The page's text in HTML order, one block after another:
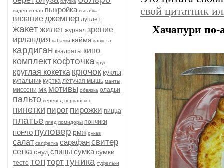
блузка
видео волан выкройка вытачка
вязаниеджемпер дуплет
жакетжилет журнал зрение
ирландия кабачки кайма капуста
кардиган квадраты кино
комплект кофточка круг
круглая кокетка крючок куклы
купальник куртка летучая мышь манты
миссони мк мотивы обвязка оладьи
пальто перевод перуанское
пинетки пирог пирожки пицца
платье плед помидоры пончики
пончо пуловер рмж рукав
салат салфетка сарафансвитер
сетка снуд спицы сумкасумки
тесто топ торттуника туфельки
свой цитатник
Хачапури по-